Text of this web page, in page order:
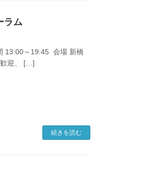
ラム
13:00～19:45 会場 新橋
歓迎、 […]
続きを読む